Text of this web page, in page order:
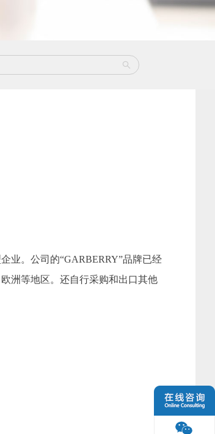
业。公司的“GARBERRY”品牌已经
洲等地区。还自行采购和出口其他